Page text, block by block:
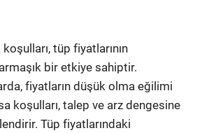
tüp fiyatlarının
bir etkiye sahiptir.
fiyatların düşük olma eğilimi
koşulları, talep ve arz dengesine
Tüp fiyatlarındaki